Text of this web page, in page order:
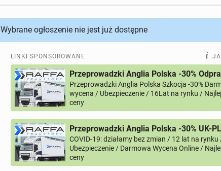
Wybrane ogłoszenie nie jest już dostępne
LINKI SPONSOROWANE
Przeprowadzki Anglia Polska -30%
Przeprowadzki Anglia Polska Szkocja -30%
wycena / Ubezpieczenie / 16Lat na rynku /
ceny
Przeprowadzki Anglia Polska -30% UK-
COVID-19: działamy bez zmian / 12 lat na rynku
Ubezpieczenie / Darmowa Wycena Online /
ceny